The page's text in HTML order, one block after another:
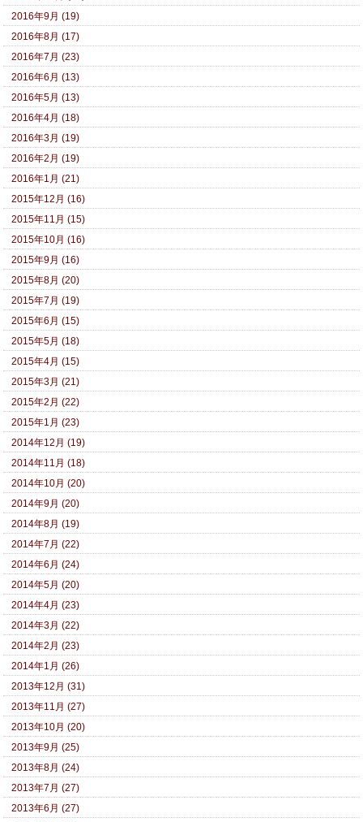
2016年9月 (19)
2016年8月 (17)
2016年7月 (23)
2016年6月 (13)
2016年5月 (13)
2016年4月 (18)
2016年3月 (19)
2016年2月 (19)
2016年1月 (21)
2015年12月 (16)
2015年11月 (15)
2015年10月 (16)
2015年9月 (16)
2015年8月 (20)
2015年7月 (19)
2015年6月 (15)
2015年5月 (18)
2015年4月 (15)
2015年3月 (21)
2015年2月 (22)
2015年1月 (23)
2014年12月 (19)
2014年11月 (18)
2014年10月 (20)
2014年9月 (20)
2014年8月 (19)
2014年7月 (22)
2014年6月 (24)
2014年5月 (20)
2014年4月 (23)
2014年3月 (22)
2014年2月 (23)
2014年1月 (26)
2013年12月 (31)
2013年11月 (27)
2013年10月 (20)
2013年9月 (25)
2013年8月 (24)
2013年7月 (27)
2013年6月 (27)